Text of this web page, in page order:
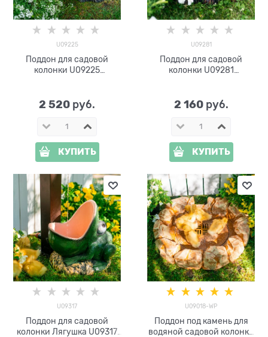
U09225
Поддон для садовой
колонки U09225
2 520 руб.
КУПИТЬ
U09281
Поддон для садовой
колонки U09281
2 160 руб.
КУПИТЬ
U09317
Поддон для садовой
колонки Лягушка U09317
U09018-WP
Поддон под камень для
водяной садовой колонки